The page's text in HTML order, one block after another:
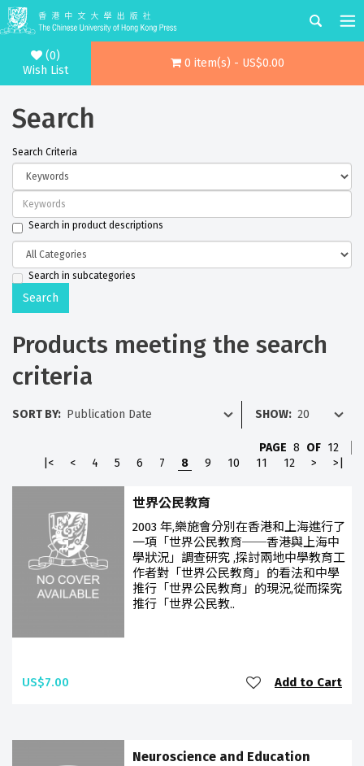
(0)
Wish List
0 item(s) - US$0.00
Search
Search Criteria
Search in product descriptions
Search in subcategories
Products meeting the search
criteria
SORT BY: SHOW:
PAGE 8 OF 12
|<
< 4 5 6 7 8 9 10 11 12 > >|
世界公民教育
2003 年,樂施會分別在香港和上海進行了
一項「世界公民教育──香港與上海中
學狀況」調查研究 ,探討兩地中學教育工
作者對「世界公民教育」的看法和中學
推行「世界公民教育」的現況,從而探究
推行「世界公民教..
US$7.00 Add to Cart
Neuroscience and Education